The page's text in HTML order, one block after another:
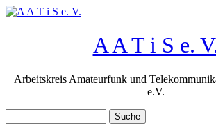
Direkt zum Inhalt
A A T i S e.
Arbeitskreis Amateurfunk und
e.V.